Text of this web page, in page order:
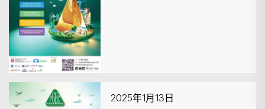
2025年1月13日